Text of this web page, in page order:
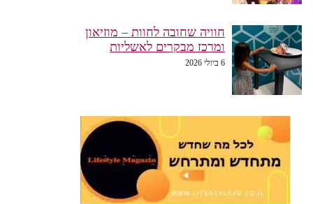
חוויה שחובה לחוות – מוזיאון
ומרכז מבקרים לאשליות
6 ביולי 2026